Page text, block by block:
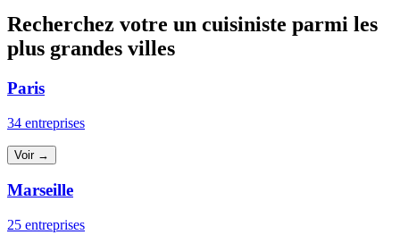
Recherchez votre un cuisiniste parmi les
plus grandes villes
Paris
34 entreprises
Voir →
Marseille
25 entreprises